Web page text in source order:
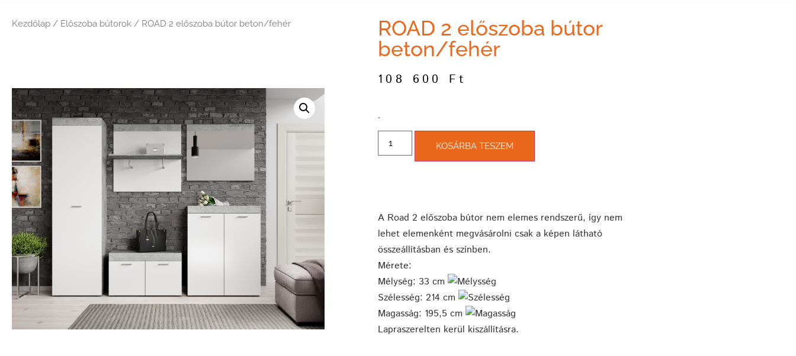
Kezdőlap / Előszoba bútorok / ROAD 2 előszoba bútor beton/fehér
ROAD 2 előszoba bútor
beton/fehér
108 600 Ft
­.
KOSÁRBA TESZEM
A Road 2 előszoba bútor nem elemes rendszerű, így nem
lehet elemenként megvásárolni csak a képen látható
összeállításban és színben.
Mérete:
Mélység: 33 cm
Szélesség: 214 cm
Magasság: 195,5 cm
Lapraszerelten kerül kiszállításra.